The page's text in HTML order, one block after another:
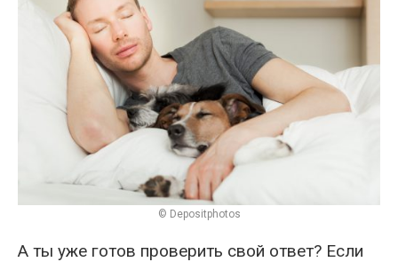
© Depositphotos
А ты уже готов проверить свой ответ? Если